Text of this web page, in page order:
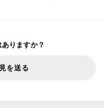
りますか？
を送る